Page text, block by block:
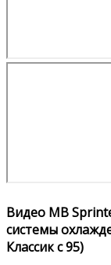
Видео MB
системы
Классик с 95)